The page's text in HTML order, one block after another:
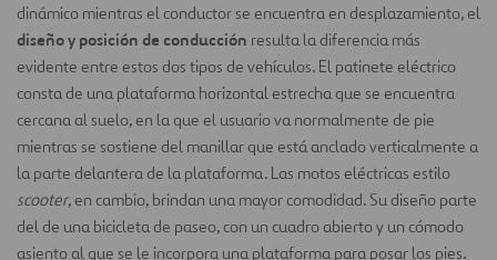
dinámico mientras el conductor se encuentra en desplazamiento, el
diseño y posición de conducción resulta la diferencia más
evidente entre estos dos tipos de vehículos. El patinete eléctrico
consta de una plataforma horizontal estrecha que se encuentra
cercana al suelo, en la que el usuario va normalmente de pie
mientras se sostiene del manillar que está anclado verticalmente a
la parte delantera de la plataforma. Las motos eléctricas estilo
scooter, en cambio, brindan una mayor comodidad. Su diseño parte
del de una bicicleta de paseo, con un cuadro abierto y un cómodo
asiento al que se le incorpora una plataforma para posar los pies.